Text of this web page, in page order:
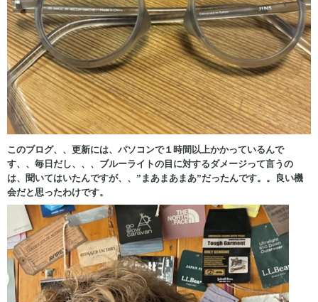
このブログ、、更新には、パソコンで１時間以上かかっているんで
す、、毎日 だし、、、ブルーライトの目に対するダメージって言うの
は、聞いてはいたんですが、、”まあまあまあ”だったんです。。良い機
会だと思ったわけです。